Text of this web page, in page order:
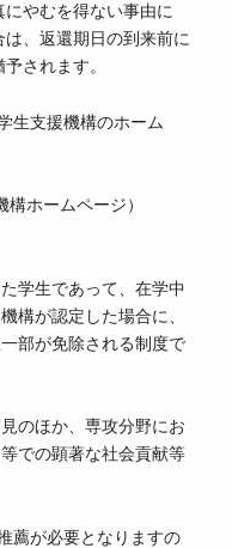
やむを得ない事由に
、返還期日の到来前に
されます。
生支援機構のホーム
構ホームページ）
学生であって、在学中
構が認定した場合に、
部が免除される制度で
のほか、専攻分野にお
での顕著な社会貢献等
薦が必要となりますの